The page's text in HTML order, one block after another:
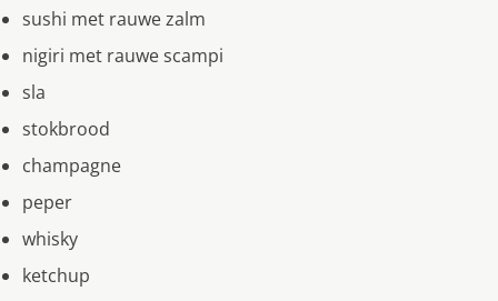
sushi met rauwe zalm
nigiri met rauwe scampi
sla
stokbrood
champagne
peper
whisky
ketchup